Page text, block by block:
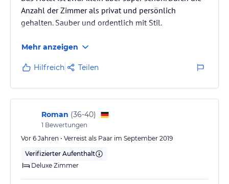
Anzahl der Zimmer als privat und persönlich
gehalten. Sauber und ordentlich mit Stil.
Mehr anzeigen
Hilfreich Teilen
Roman (36-40)
1 Bewertungen
Vor 6 Jahren • Verreist als Paar im September 2019
Verifizierter Aufenthalt
Deluxe Zimmer